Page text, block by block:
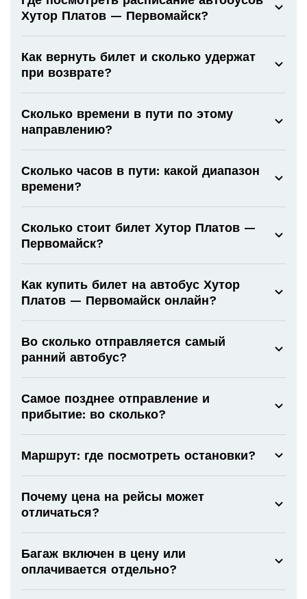
Хутор Платов — Первомайск?
Как вернуть билет и сколько удержат
при возврате?
Сколько времени в пути по этому
направлению?
Сколько часов в пути: какой диапазон
времени?
Сколько стоит билет Хутор Платов —
Первомайск?
Как купить билет на автобус Хутор
Платов — Первомайск онлайн?
Во сколько отправляется самый
ранний автобус?
Самое позднее отправление и
прибытие: во сколько?
Маршрут: где посмотреть остановки?
Почему цена на рейсы может
отличаться?
Багаж включен в цену или
оплачивается отдельно?